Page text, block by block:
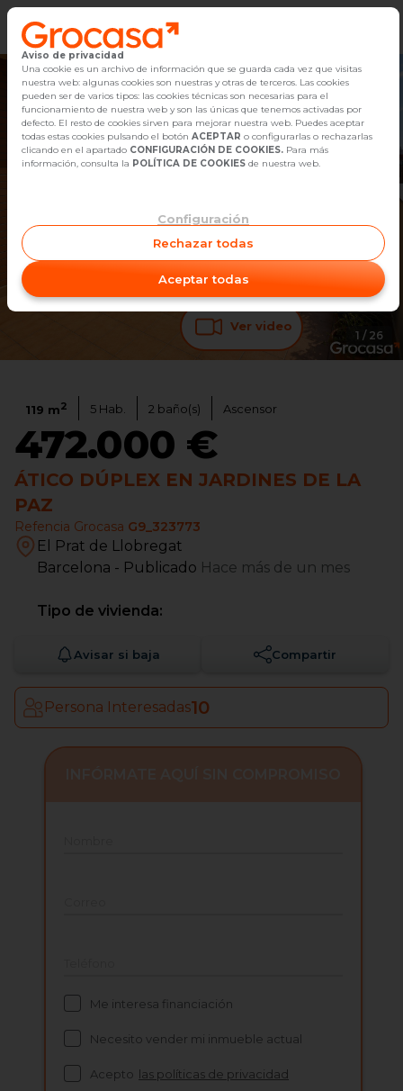
Vender
Buscar Inmuebles
Alquiler
Empleo
Oficinas
Contacto
Ver video
1 / 26
119 m2 5 Hab. 2 baño(s) Ascensor
472.000 €
ÁTICO DÚPLEX EN JARDINES DE LA
PAZ
Refencia Grocasa G9_323773
El Prat de Llobregat
Barcelona - Publicado Hace más de un mes
Tipo de vivienda:
Avisar si baja Compartir
Persona Interesadas10
Me interesa financiación
Necesito vender mi inmueble actual
Acepto las políticas de privacidad
Aviso de privacidad
Una cookie es un archivo de información que se guarda cada vez que visitas
nuestra web: algunas cookies son nuestras y otras de terceros. Las cookies
pueden ser de varios tipos: las cookies técnicas son necesarias para el
funcionamiento de nuestra web y son las únicas que tenemos activadas por
defecto. El resto de cookies sirven para mejorar nuestra web. Puedes aceptar
todas estas cookies pulsando el botón ACEPTAR o configurarlas o rechazarlas
clicando en el apartado CONFIGURACIÓN DE COOKIES. Para más
información, consulta la POLÍTICA DE COOKIES de nuestra web.
Configuración
Rechazar todas
Aceptar todas